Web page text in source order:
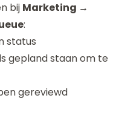
bij Marketing →
:
status
gepland staan om te
gereviewd